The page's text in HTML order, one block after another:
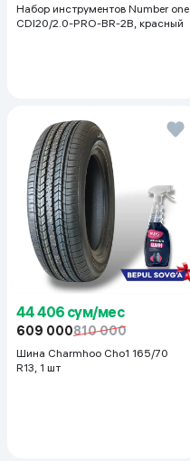
Набор инструментов Number one
CDI20/2.0-PRO-BR-2B, красный
44 406 сум/мес
609 000810 000
Шина Charmhoo Cho1 165/70
R13, 1 шт